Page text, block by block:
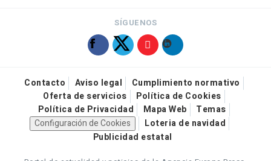
SÍGUENOS
Contacto Aviso legal
Cumplimiento normativo
Oferta de servicios
Política de Cookies
Política de Privacidad
Mapa Web
Temas
Configuración de Cookies
Loteria de navidad
Publicidad estatal